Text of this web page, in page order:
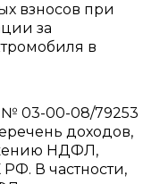
взносов при
за
в
№ 03-00-08/79253
доходов,
НДФЛ,
В частности,